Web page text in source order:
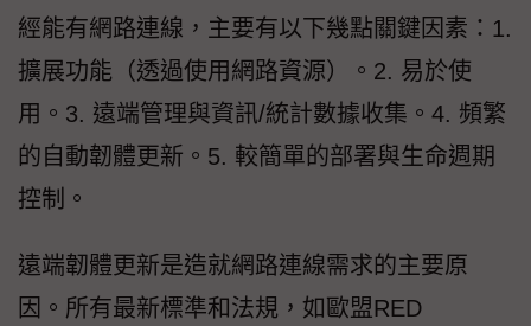
經能有網路連線，主要有以下幾點關鍵因素：1.
擴展功能（透過使用網路資源）。2. 易於使
用。3. 遠端管理與資訊/統計數據收集。4. 頻繁
的自動韌體更新。5. 較簡單的部署與生命週期
控制。
遠端韌體更新是造就網路連線需求的主要原
因。所有最新標準和法規，如歐盟RED